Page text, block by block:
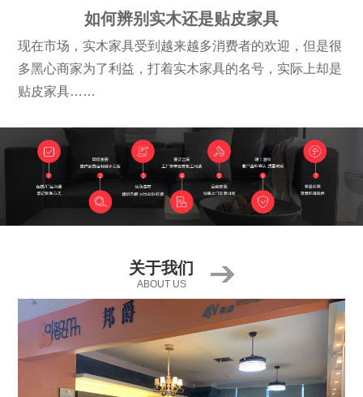
如何辨别实木还是贴皮家具
现在市场，实木家具受到越来越多消费者的欢迎，但是很
多黑心商家为了利益，打着实木家具的名号，实际上却是
贴皮家具……
关于我们
ABOUT US